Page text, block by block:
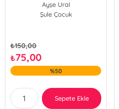
Ayşe Ural
Şule Çocuk
₺150,00
₺75,00
%50
Sepete Ekle